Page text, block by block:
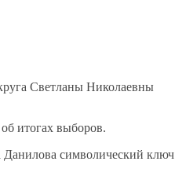
Светланы Николаевны
итогах выборов.
Данилова символический ключ